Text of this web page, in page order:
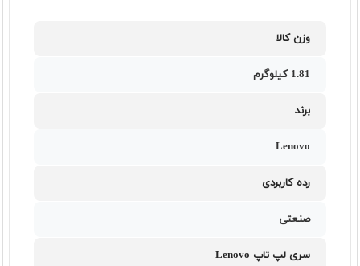
وزن کالا
1.81 کیلوگرم
برند
Lenovo
رده کاربردی
صنعتی
سری لپ تاپ Lenovo